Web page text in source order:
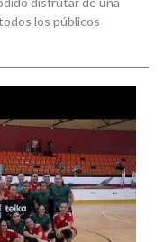
los públicos